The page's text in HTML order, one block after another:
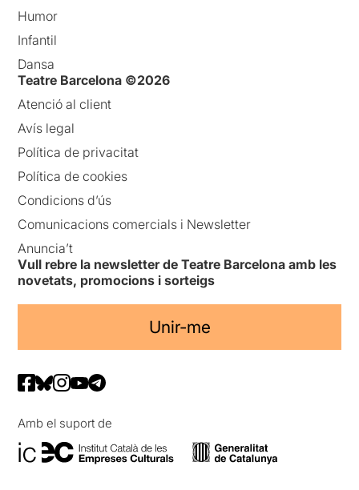
Humor
Infantil
Dansa
Teatre Barcelona ©2026
Atenció al client
Avís legal
Política de privacitat
Política de cookies
Condicions d’ús
Comunicacions comercials i Newsletter
Anuncia’t
Vull rebre la newsletter de Teatre Barcelona amb les
novetats, promocions i sorteigs
Unir-me
Amb el suport de